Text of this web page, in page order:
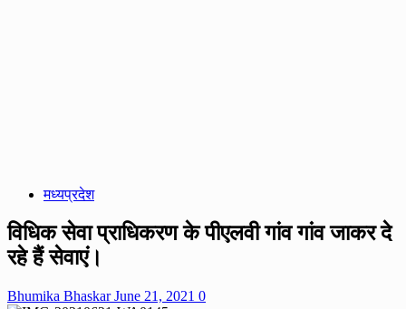
मध्यप्रदेश
विधिक सेवा प्राधिकरण के पीएलवी गांव गांव जाकर दे
रहे हैं सेवाएं।
Bhumika BhaskarJune 21, 2021 0